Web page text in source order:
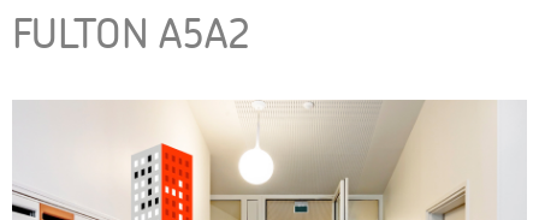
FULTON A5A2